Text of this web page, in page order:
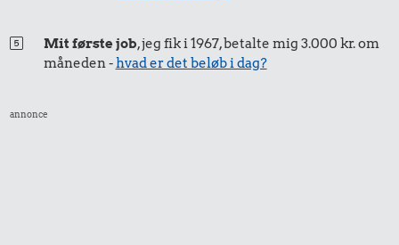
Mit første job, jeg fik i 1967, betalte mig 3.000 kr. om
måneden -hvad er det beløb i dag?
annonce